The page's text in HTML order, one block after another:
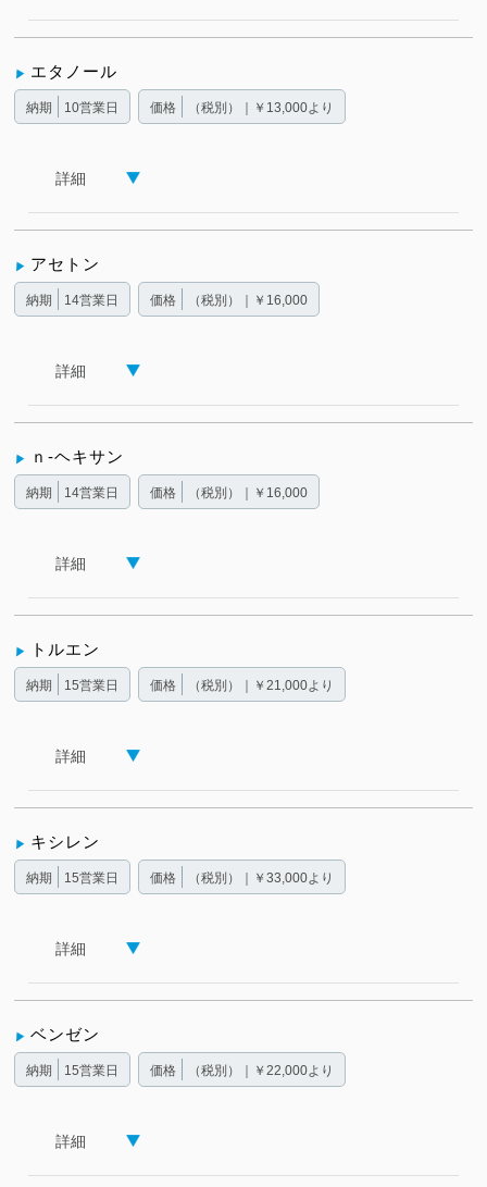
エタノール
納期 10営業日 価格 （税別）｜￥13,000より
詳細
アセトン
納期 14営業日 価格 （税別）｜￥16,000
詳細
ｎ-ヘキサン
納期 14営業日 価格 （税別）｜￥16,000
詳細
トルエン
納期 15営業日 価格 （税別）｜￥21,000より
詳細
キシレン
納期 15営業日 価格 （税別）｜￥33,000より
詳細
ベンゼン
納期 15営業日 価格 （税別）｜￥22,000より
詳細